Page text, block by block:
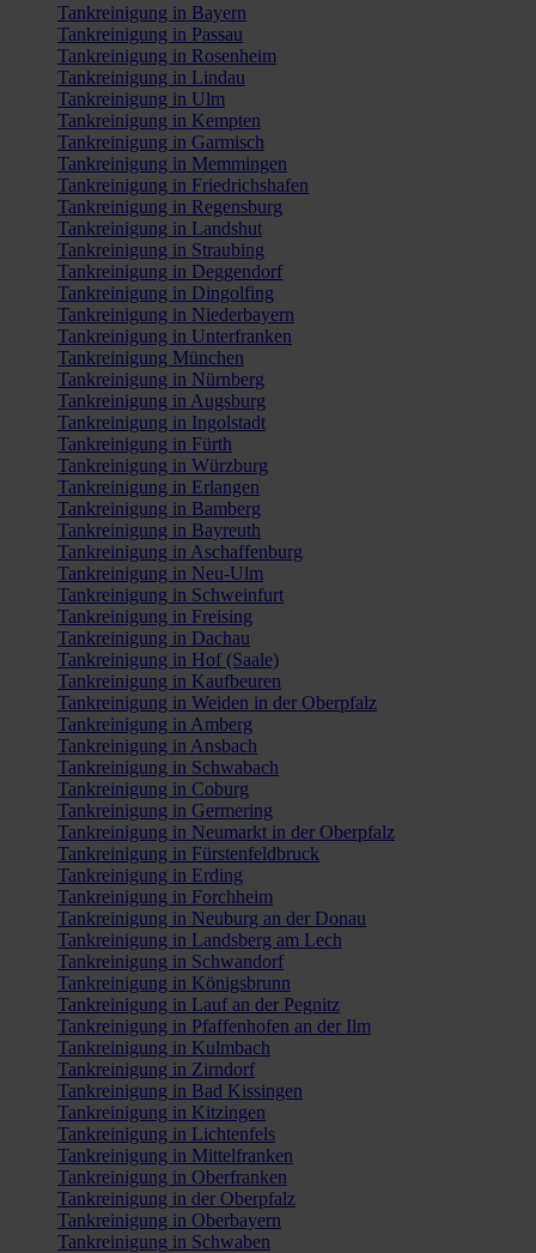
Tankreinigung in Bayern
Tankreinigung in Passau
Tankreinigung in Rosenheim
Tankreinigung in Lindau
Tankreinigung in Ulm
Tankreinigung in Kempten
Tankreinigung in Garmisch
Tankreinigung in Memmingen
Tankreinigung in Friedrichshafen
Tankreinigung in Regensburg
Tankreinigung in Landshut
Tankreinigung in Straubing
Tankreinigung in Deggendorf
Tankreinigung in Dingolfing
Tankreinigung in Niederbayern
Tankreinigung in Unterfranken
Tankreinigung München
Tankreinigung in Nürnberg
Tankreinigung in Augsburg
Tankreinigung in Ingolstadt
Tankreinigung in Fürth
Tankreinigung in Würzburg
Tankreinigung in Erlangen
Tankreinigung in Bamberg
Tankreinigung in Bayreuth
Tankreinigung in Aschaffenburg
Tankreinigung in Neu-Ulm
Tankreinigung in Schweinfurt
Tankreinigung in Freising
Tankreinigung in Dachau
Tankreinigung in Hof (Saale)
Tankreinigung in Kaufbeuren
Tankreinigung in Weiden in der Oberpfalz
Tankreinigung in Amberg
Tankreinigung in Ansbach
Tankreinigung in Schwabach
Tankreinigung in Coburg
Tankreinigung in Germering
Tankreinigung in Neumarkt in der Oberpfalz
Tankreinigung in Fürstenfeldbruck
Tankreinigung in Erding
Tankreinigung in Forchheim
Tankreinigung in Neuburg an der Donau
Tankreinigung in Landsberg am Lech
Tankreinigung in Schwandorf
Tankreinigung in Königsbrunn
Tankreinigung in Lauf an der Pegnitz
Tankreinigung in Pfaffenhofen an der Ilm
Tankreinigung in Kulmbach
Tankreinigung in Zirndorf
Tankreinigung in Bad Kissingen
Tankreinigung in Kitzingen
Tankreinigung in Lichtenfels
Tankreinigung in Mittelfranken
Tankreinigung in Oberfranken
Tankreinigung in der Oberpfalz
Tankreinigung in Oberbayern
Tankreinigung in Schwaben